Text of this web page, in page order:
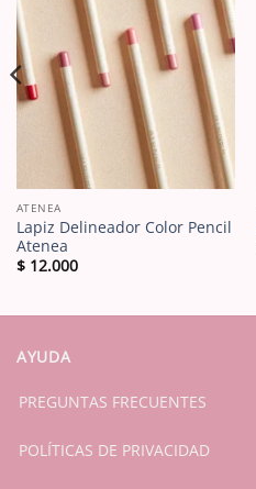
ATENEA
Lapiz Delineador Color Pencil
Atenea
$12.000
AYUDA
PREGUNTAS FRECUENTES
POLÍTICAS DE PRIVACIDAD